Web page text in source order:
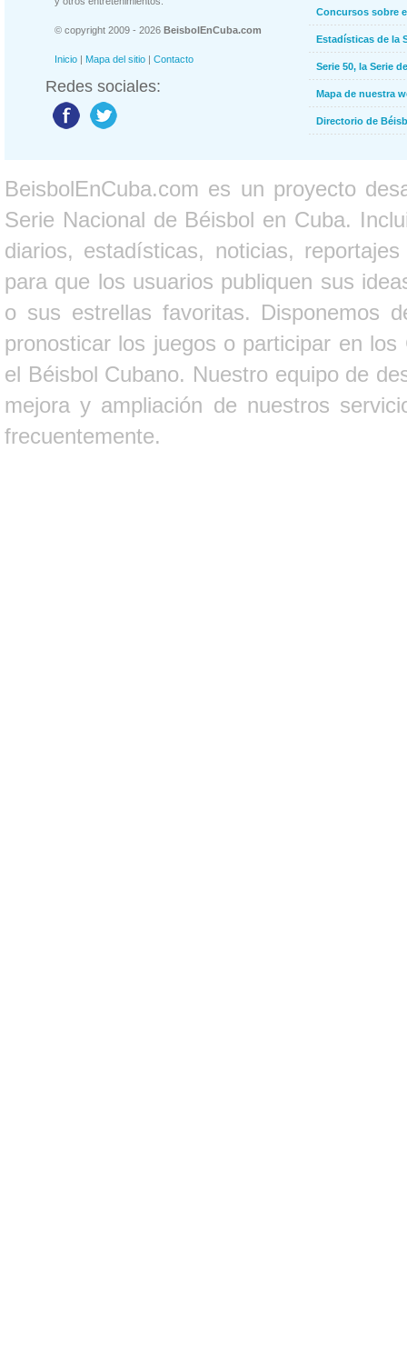
© copyright 2009 - 2026 BeisbolEnCuba.com
Inicio | Mapa del sitio | Contacto
Redes sociales:
Concursos sobre
Estadísticas de la
Serie 50, la Serie
Mapa de nuestra
Directorio de
BeisbolEnCuba.com es un proyecto
Serie Nacional de Béisbol en Cuba.
diarios, estadísticas, noticias,
para que los usuarios publiquen sus
o sus estrellas favoritas. Disponemos
pronosticar los juegos o participar en
el Béisbol Cubano. Nuestro equipo de
mejora y ampliación de nuestros
frecuentemente.